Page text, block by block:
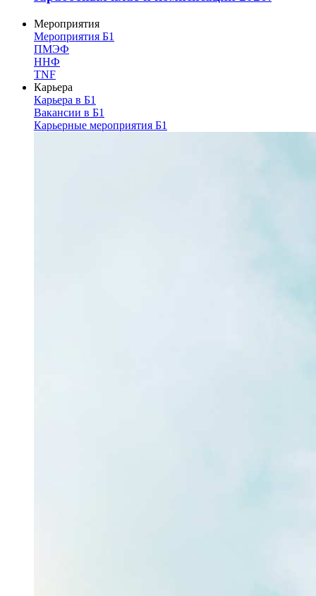
Мероприятия
Мероприятия Б1
ПМЭФ
ННФ
TNF
Карьера
Карьера в Б1
Вакансии в Б1
Карьерные мероприятия Б1